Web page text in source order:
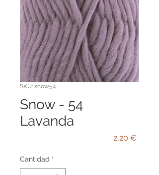
SKU: snow54
Snow - 54
Lavanda
2,20 €
Cantidad *